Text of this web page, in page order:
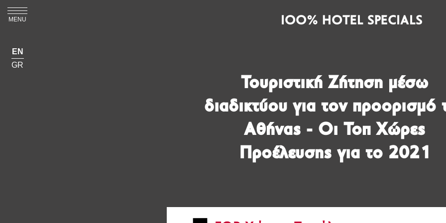
MENU IOO% HOTEL SPECIALS
EN
GR
Τουριστική Ζήτηση μέσω
διαδικτύου για τον προορισμό
Αθήνας - Οι Τοπ Χώρες
Προέλευσης για το 2021